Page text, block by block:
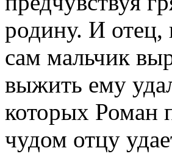
родину. И отец,
сам мальчик
выжить ему
которых Роман
чудом отцу